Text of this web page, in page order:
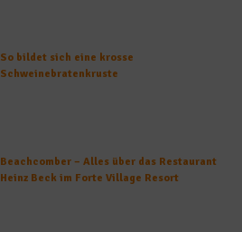
So bildet sich eine krosse
Schweinebratenkruste
Beachcomber – Alles über das Restaurant
Heinz Beck im Forte Village Resort